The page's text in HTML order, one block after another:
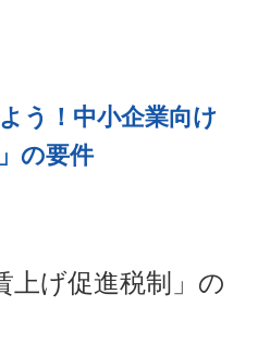
う！中小企業向け
の要件
上げ促進税制」の